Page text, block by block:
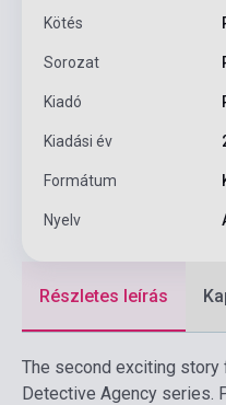
Kötés
Sorozat
Kiadó
Kiadási év
Formátum
Nyelv
Részletes leírás
The second exciting story
Detective Agency series.